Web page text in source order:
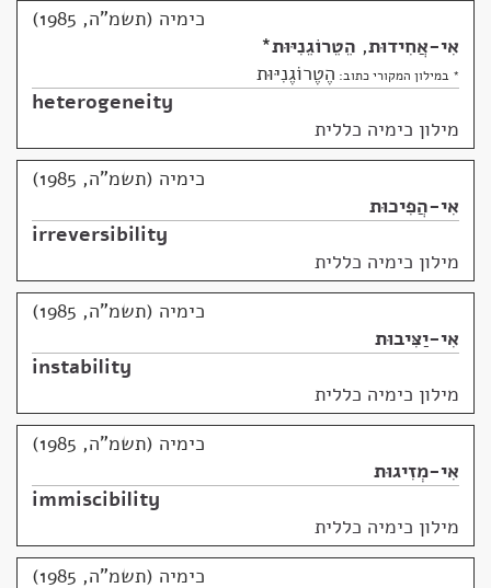
כימיה (תשמ"ה, 1985)
אִי-אֲחִידוּת, הֵטֵרוֹגֵנִיּוּת*
* במילון המקורי כתוב: הֶטֶרוֹגֶנִיּוּת
heterogeneity
מילון כימיה כללית
כימיה (תשמ"ה, 1985)
אִי-הֲפִיכוּת
irreversibility
מילון כימיה כללית
כימיה (תשמ"ה, 1985)
אִי-יַצִּיבוּת
instability
מילון כימיה כללית
כימיה (תשמ"ה, 1985)
אִי-מְזִיגוּת
immiscibility
מילון כימיה כללית
כימיה (תשמ"ה, 1985)